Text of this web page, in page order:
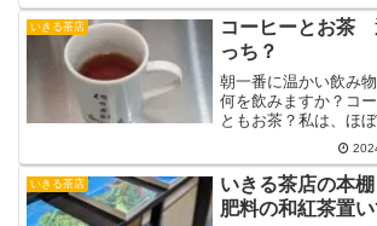
いきる茶店
コーヒーとお茶
っち？
朝一番に温かい飲み
何を飲みますか？コ
ともお茶？私は、ほぼ
いきる茶店
いきる茶店の本
肥料の和紅茶置